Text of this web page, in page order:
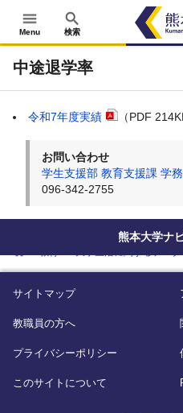
menu
Menu
search
検索
中途退学率
令和7年度実績 （PDF
お問い合わせ
学生支援部 教育支援課 学
096-342-2755
熊本大学ナ
サイトマップ
教職員の方へ
プライバシーポリシー
このサイトについて